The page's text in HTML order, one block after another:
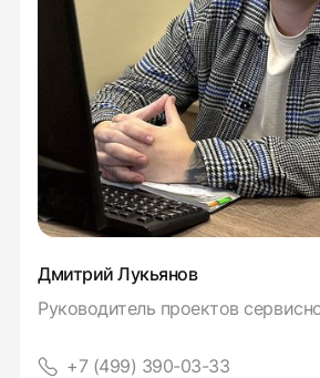
Дмитрий Лукьянов
Руководитель проектов
+7 (499) 390-03-33